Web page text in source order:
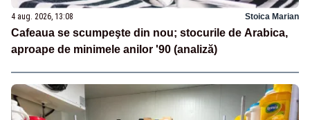
4 aug. 2026, 13:08 Stoica Marian
Cafeaua se scumpeşte din nou; stocurile de Arabica,
aproape de minimele anilor '90 (analiză)